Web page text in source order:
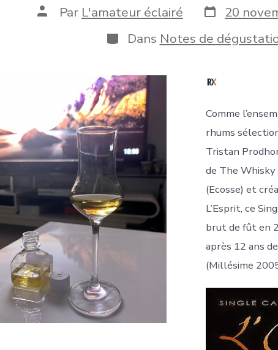
Auteur
Par L'amateur éclairé Date
de
publication
20
Catégories
Dans Notes de
Comme
rhums
Tristan
de The Whisky
(Ecosse) et
L’Esprit, ce
brut de fût en
après 12 ans
(Millésime